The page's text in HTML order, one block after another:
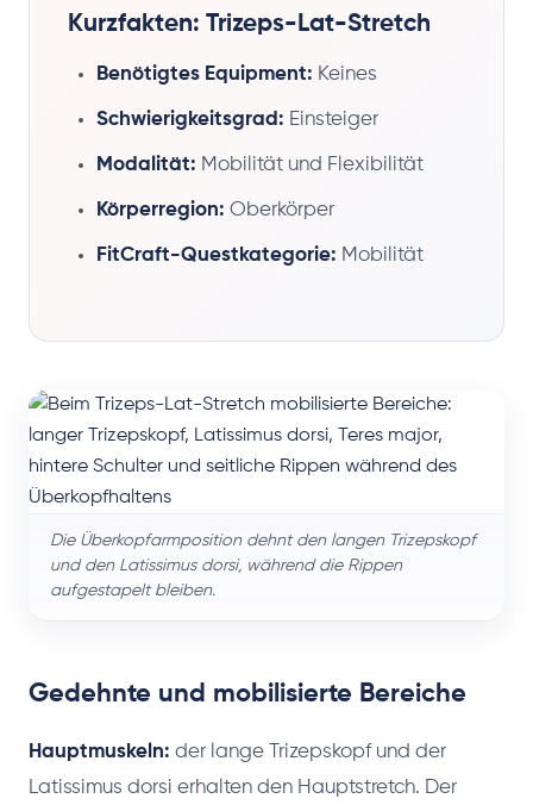
Kurzfakten: Trizeps-Lat-Stretch
Benötigtes Equipment: Keines
Schwierigkeitsgrad: Einsteiger
Modalität: Mobilität und Flexibilität
Körperregion: Oberkörper
FitCraft-Questkategorie: Mobilität
Die Überkopfarmposition dehnt den langen Trizepskopf
und den Latissimus dorsi, während die Rippen
aufgestapelt bleiben.
Gedehnte und mobilisierte Bereiche
Hauptmuskeln: der lange Trizepskopf und der
Latissimus dorsi erhalten den Hauptstretch. Der